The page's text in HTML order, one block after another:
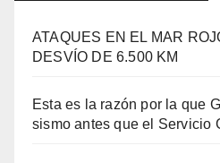
ATAQUES EN EL MAR
DESVÍO DE 6.500 KM
Esta es la razón por la que
sismo antes que el Servicio